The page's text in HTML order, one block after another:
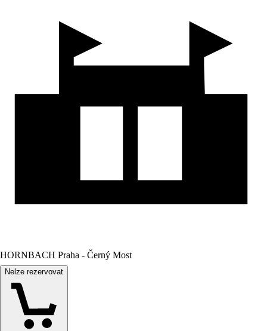
HORNBACH Praha - Černý Most
Nelze rezervovat